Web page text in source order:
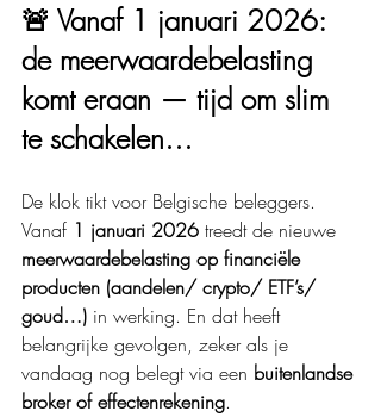
🚨 Vanaf 1 januari 2026:
de meerwaardebelasting
komt eraan — tijd om slim
te schakelen…
De klok tikt voor Belgische beleggers.
Vanaf 1 januari 2026 treedt de nieuwe
meerwaardebelasting op financiële
producten (aandelen/ crypto/ ETF’s/
goud…) in werking. En dat heeft
belangrijke gevolgen, zeker als je
vandaag nog belegt via een buitenlandse
broker of effectenrekening.